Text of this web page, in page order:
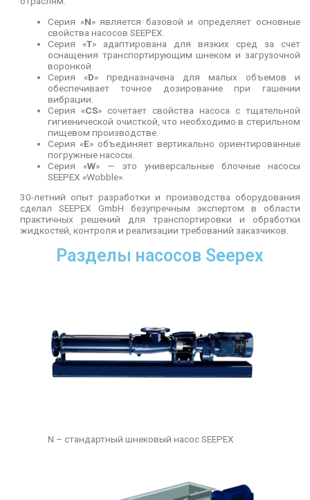
Серия «N» является базовой и определяет основные
свойства насосов SEEPEX.
Серия «Т» адаптирована для вязких сред за счет
оснащения транспортирующим шнеком и загрузочной
воронкой
Серия «D» предназначена для малых объемов и
обеспечивает точное дозирование при гашении
вибрации.
Серия «CS» сочетает свойства насоса с тщательной
гигиенической очисткой, что необходимо в стерильном
пищевом производстве.
Серия «E» объединяет вертикально ориентированные
погружные насосы.
Серия «W» — это универсальные блочные насосы
SEEPEX «Wobble».
30-летний опыт разработки и производства оборудования
сделал SEEPEX GmbH безупречным экспертом в области
практичных решений для транспортировки и обработки
жидкостей, контроля и реализации требований заказчиков.
Разделы насосов Seepex
N – стандартный шнековый насос SEEPEX